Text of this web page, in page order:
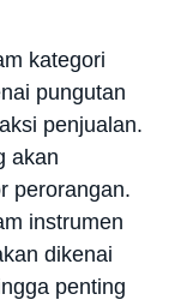
kategori
pungutan
penjualan.
akan
perorangan.
instrumen
dikenai
penting